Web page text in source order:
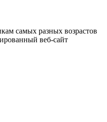
самых разных возрастов
веб-сайт